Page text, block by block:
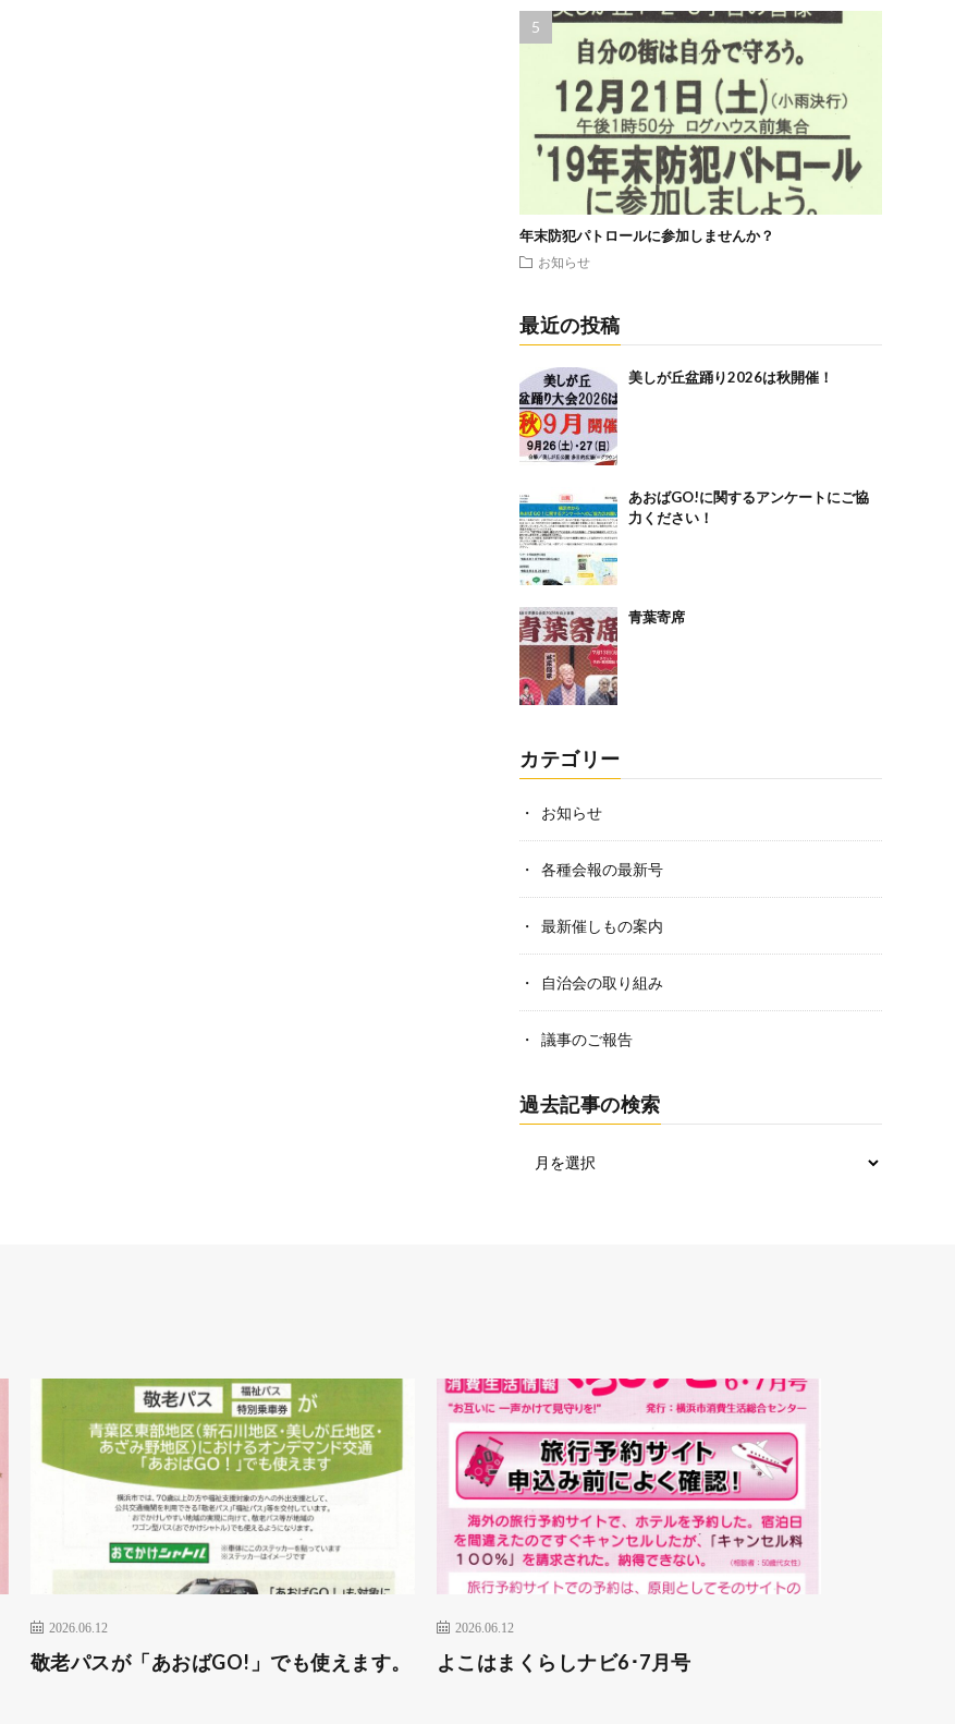
年末防犯パトロールに参加しませんか？
お知らせ
最近の投稿
美しが丘盆踊り2026は秋開催！
あおばGO!に関するアンケートにご協
力ください！
青葉寄席
カテゴリー
お知らせ
各種会報の最新号
最新催しもの案内
自治会の取り組み
議事のご報告
過去記事の検索
2026.06.12
敬老パスが「あおばGO!」でも使えます。
2026.06.12
よこはまくらしナビ6･7月号